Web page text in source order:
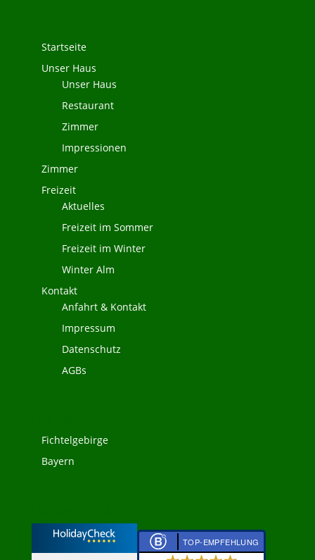
Startseite
Unser Haus
Unser Haus
Restaurant
Zimmer
Impressionen
Zimmer
Freizeit
Aktuelles
Freizeit im Sommer
Freizeit im Winter
Winter Alm
Kontakt
Anfahrt & Kontakt
Impressum
Datenschutz
AGBs
Fichtelgebirge
Bayern
TOP-EMPFEHLUNG